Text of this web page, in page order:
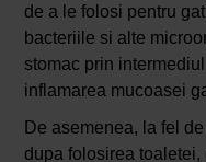
de a le folosi pentru
bacteriile si alte
stomac prin
inflamarea mucoasei
De asemenea, la fel
dupa folosirea